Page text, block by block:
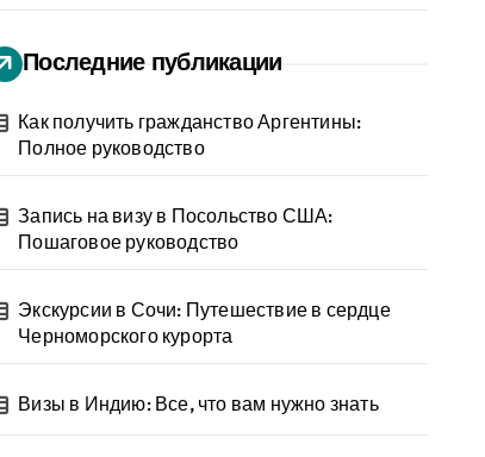
Последние публикации
Как получить гражданство Аргентины:
Полное руководство
Запись на визу в Посольство США:
Пошаговое руководство
Экскурсии в Сочи: Путешествие в сердце
Черноморского курорта
Визы в Индию: Все, что вам нужно знать